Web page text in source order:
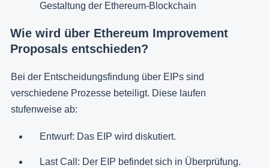
Gestaltung der Ethereum-Blockchain
Wie wird über Ethereum Improvement
Proposals entschieden?
Bei der Entscheidungsfindung über EIPs sind
verschiedene Prozesse beteiligt. Diese laufen
stufenweise ab:
Entwurf: Das EIP wird diskutiert.
Last Call: Der EIP befindet sich in Überprüfung.